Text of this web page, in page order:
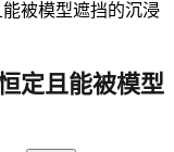
被模型遮挡的沉浸
定且能被模型